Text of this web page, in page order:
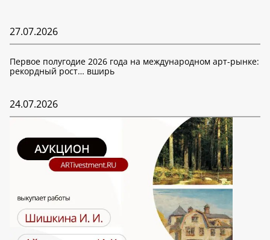
27.07.2026
Первое полугодие 2026 года на международном арт-рынке:
рекордный рост… вширь
24.07.2026